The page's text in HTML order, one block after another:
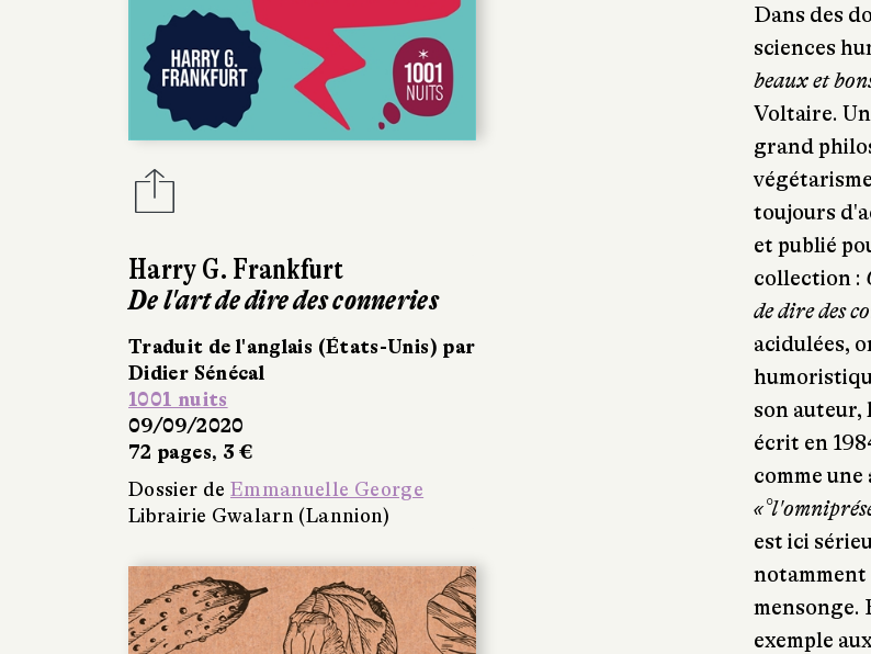
Harry G. Frankfurt
De l'art de dire des conneries
Traduit de l'anglais (États-Unis) par
Didier Sénécal
1001 nuits
09/09/2020
72 pages, 3 €
Dossier de Emmanuelle George
Librairie Gwalarn (Lannion)
Dans des
sciences
beaux et
Voltaire.
grand
toujours
et publié
collection :
de dire des
acidulées,
son
écrit en
comme
est ici
notamment
mensonge.
exemple